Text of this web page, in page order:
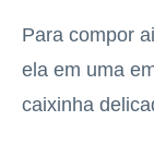
Para compor
ela em uma
caixinha